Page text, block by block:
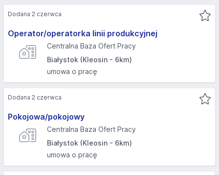
Operator/operatorka linii produkcyjnej
Centralna Baza Ofert Pracy
Białystok (Kleosin - 6km)
umowa o pracę
Dodana 2 czerwca
Pokojowa/pokojowy
Centralna Baza Ofert Pracy
Białystok (Kleosin - 6km)
umowa o pracę
Dodana 2 czerwca